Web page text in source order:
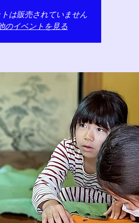
は販売されていません
のイベントを見る